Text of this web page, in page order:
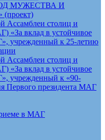
МУЖЕСТВА И
Ассамблеи столиц и
«За вклад в устойчивое
учрежденный к 25-летию
Ассамблеи столиц и
«За вклад в устойчивое
учрежденный к «90-
Первого президента МАГ
в МАГ